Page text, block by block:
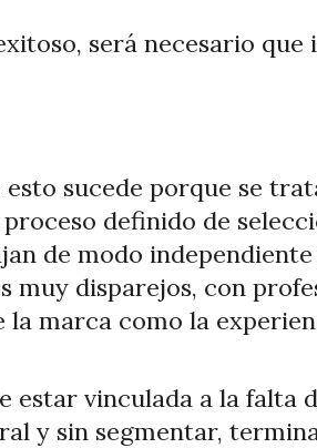
será necesario
esto sucede porque se
definido de
de modo
muy disparejos, con
marca como la
estar vinculada a la falta
y sin segmentar,